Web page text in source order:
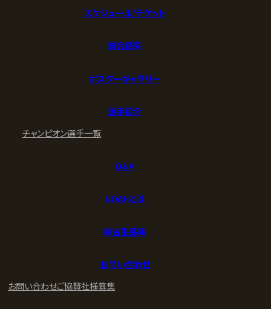
スケジュール/チケット
試合結果
ポスターギャラリー
選手紹介
チャンピオン選手一覧
Q&A
NOAHとは
練習生募集
お問い合わせ
お問い合わせご協賛社様募集